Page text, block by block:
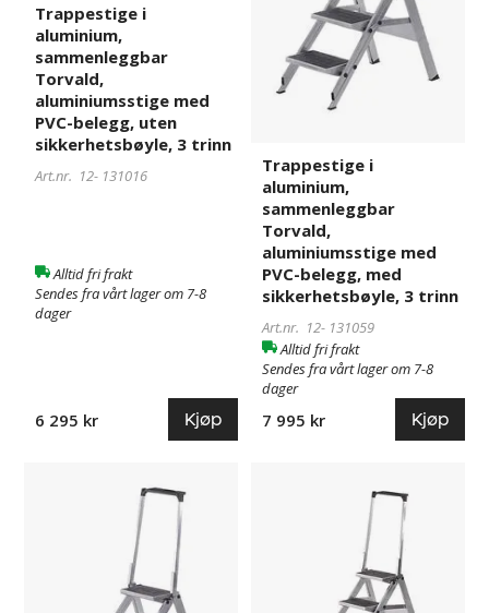
belegg,
uten
sikkerhetsbøyle,
trinn
Trappestige i
aluminium,
sammenleggbar
Torvald,
aluminiumsstige med
PVC-belegg, uten
sikkerhetsbøyle, 3 trinn
Art.nr. 12- 131016
Alltid fri frakt
Sendes fra vårt lager om 7-8
dager
6 295 kr Kjøp
sikkerhetsbøyle,
Trappestige i
aluminium,
sammenleggbar
Torvald,
aluminiumsstige med
PVC-belegg, med
sikkerhetsbøyle, 3 trinn
Art.nr. 12- 131059
Alltid fri frakt
Sendes fra vårt lager om 7-8
dager
7 995 kr Kjøp
sammenleggbar
aluminiumsstige
sammenleggbar
aluminiumsstige